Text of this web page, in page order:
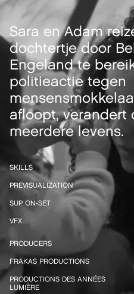
Sara en Adam
dochtertje door
Engeland te
politieactie tegen
afloopt, verandert
meerdere levens.
SKILLS
PREVISUALIZATION
SUP ON-SET
VFX
PRODUCERS
FRAKAS PRODUCTIONS
PRODUCTIONS DES ANNÉES
LUMIÈRE